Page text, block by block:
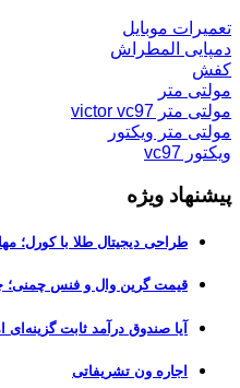
تعمیرات موبایل
دمپایی المطراش
کفش
مولتی متر
مولتی متر victor vc97
مولتی متر ویکتور
ویکتور vc97
پیشنهاد ویژه
طراحی دیجیتال طلا با کورل؛
قیمت گرین وال و فنس چمنی؛
آیا صندوق درآمد ثابت
اجاره ون تشریفاتی